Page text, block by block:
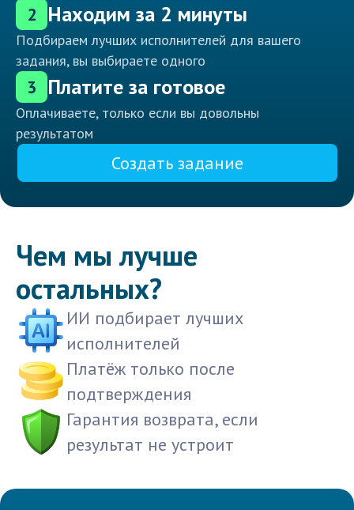
2 Находим за 2 минуты
Подбираем лучших исполнителей для вашего
задания, вы выбираете одного
3 Платите за готовое
Оплачиваете, только если вы довольны
результатом
Создать задание
Чем мы лучше
остальных?
ИИ подбирает лучших
исполнителей
Платёж только после
подтверждения
Гарантия возврата, если
результат не устроит